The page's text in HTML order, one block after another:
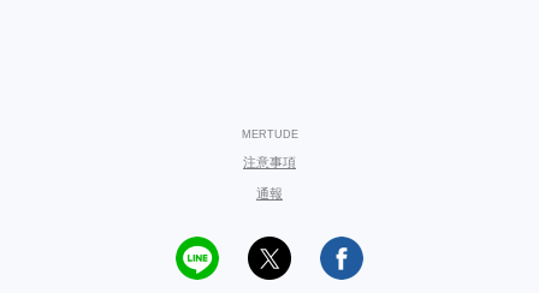
MERTUDE
注意事項
通報